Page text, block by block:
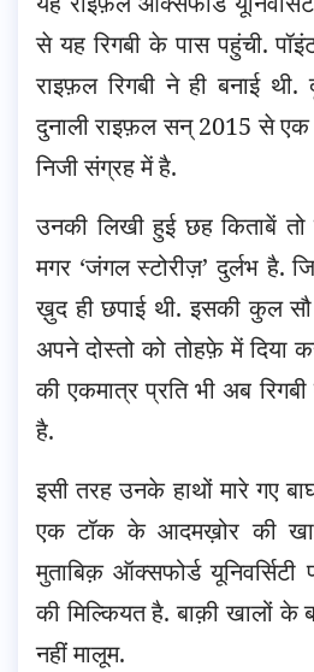
से यह रिगबी के पास पहुंची.
राइफ़ल रिगबी ने ही बनाई
दुनाली राइफ़ल सन् 2015 से एक
निजी संग्रह में है.
उनकी लिखी हुई छह किताबें तो
मगर ‘जंगल स्टोरीज़’ दुर्लभ है.
ख़ुद ही छपाई थी. इसकी कुल सौ
अपने दोस्तो को तोहफ़े में दिया
की एकमात्र प्रति भी अब
है.
इसी तरह उनके हाथों मारे गए
एक टॉक के आदमख़ोर की
मुताबिक़ ऑक्सफोर्ड
की मिल्कियत है. बाक़ी खालों के
नहीं मालूम.